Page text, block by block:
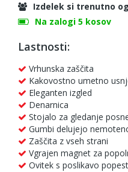
Izdelek si trenutno
Na zalogi 5 kosov
Lastnosti:
Vrhunska zaščita
Kakovostno umetno
Eleganten izgled
Denarnica
Stojalo za gledanje
Gumbi delujejo
Zaščita z vseh strani
Vgrajen magnet za
Ovitek s poslikavo